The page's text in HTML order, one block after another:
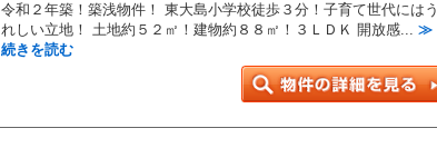
令和２年築！築浅物件！ 東大島小学校徒歩３分！子育て世代にはう
れしい立地！ 土地約５２㎡！建物約８８㎡！３ＬＤＫ 開放感... ≫
続きを読む